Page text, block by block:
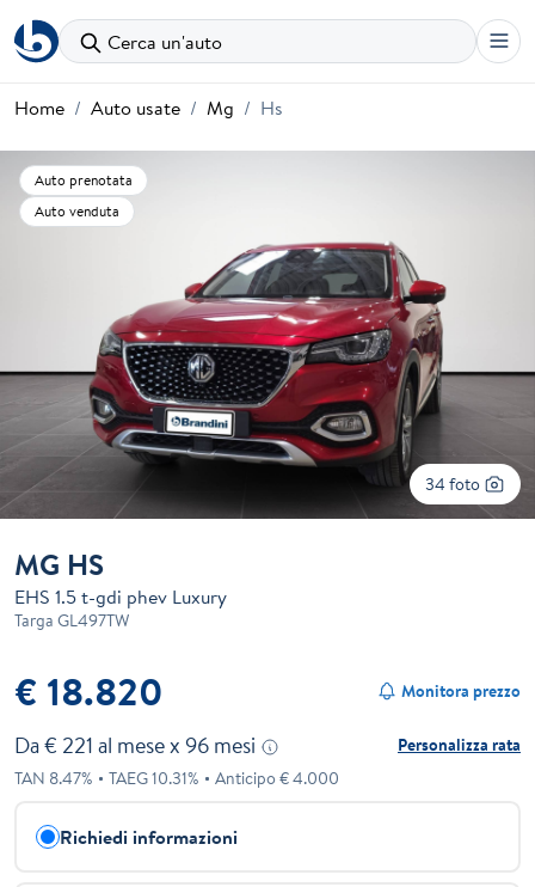
Cerca un'auto
Home Auto usate Mg Hs
Auto prenotata
Auto venduta
34 foto
MG HS
EHS 1.5 t-gdi phev Luxury
Targa GL497TW
€ 18.820 Monitora prezzo
Da € 221 al mese x 96 mesi
Personalizza rata
TAN 8.47% TAEG10.31% Anticipo €4.000
Richiedi informazioni